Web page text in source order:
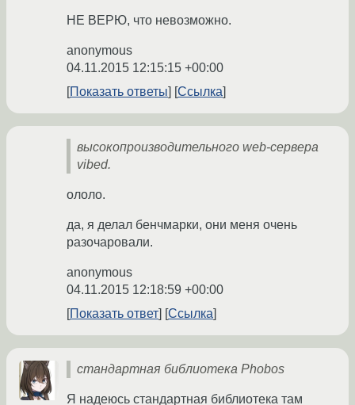
НЕ ВЕРЮ, что невозможно.
anonymous
04.11.2015 12:15:15 +00:00
Показать ответы
Ссылка
высокопроизводительного web-сервера
vibed.
ололо.
да, я делал бенчмарки, они меня очень
разочаровали.
anonymous
04.11.2015 12:18:59 +00:00
Показать ответ
Ссылка
стандартная библиотека Phobos
Я надеюсь стандартная библиотека там